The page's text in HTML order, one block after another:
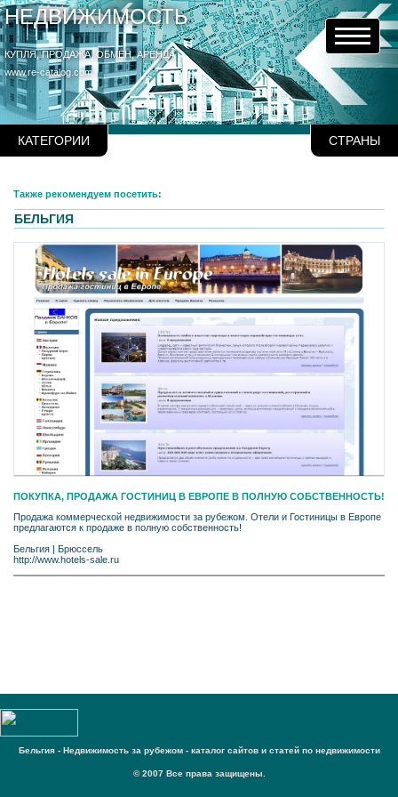
НЕДВИЖИМОСТЬ
КУПЛЯ, ПРОДАЖА, ОБМЕН, АРЕНДА
www.re-catalog.com
КАТЕГОРИИ СТРАНЫ
Также рекомендуем посетить:
БЕЛЬГИЯ
ПОКУПКА, ПРОДАЖА ГОСТИНИЦ В ЕВРОПЕ В ПОЛНУЮ СОБСТВЕННОСТЬ!
Продажа коммерческой недвижимости за рубежом. Отели и Гостиницы в Европе
предлагаются к продаже в полную собственность!
Бельгия
Брюссель
http://www.hotels-sale.ru
Бельгия - Недвижимость за рубежом - каталог сайтов и статей по недвижимости
© 2007 Все права защищены.